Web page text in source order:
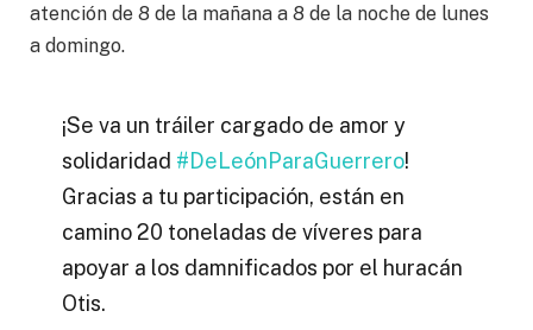
atención de 8 de la mañana a 8 de la noche de lunes
a domingo.
¡Se va un tráiler cargado de amor y
solidaridad #DeLeónParaGuerrero!
Gracias a tu participación, están en
camino 20 toneladas de víveres para
apoyar a los damnificados por el huracán
Otis.